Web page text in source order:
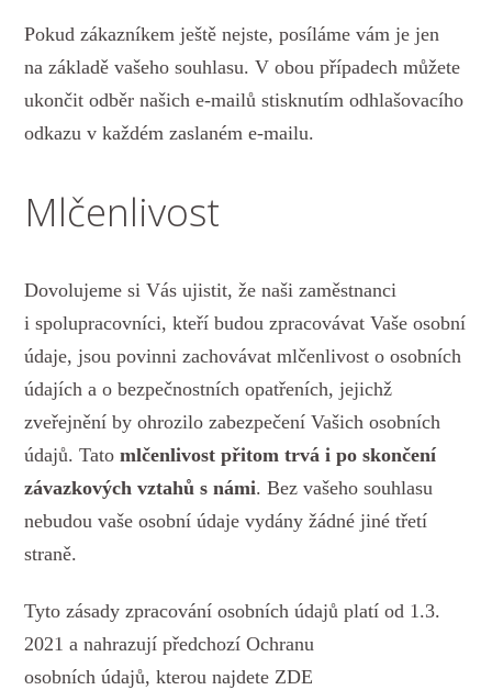
Pokud zákazníkem ještě nejste, posíláme vám je jen
na základě vašeho souhlasu. V obou případech můžete
ukončit odběr našich e-mailů stisknutím odhlašovacího
odkazu v každém zaslaném e-mailu.
Mlčenlivost
Dovolujeme si Vás ujistit, že naši zaměstnanci
i spolupracovníci, kteří budou zpracovávat Vaše osobní
údaje, jsou povinni zachovávat mlčenlivost o osobních
údajích a o bezpečnostních opatřeních, jejichž
zveřejnění by ohrozilo zabezpečení Vašich osobních
údajů. Tatomlčenlivost přitom trvá i po skončení
závazkových vztahů s námi. Bez vašeho souhlasu
nebudou vaše osobní údaje vydány žádné jiné třetí
straně.
Tyto zásady zpracování osobních údajů platí od 1.3.
2021 a nahrazují předchozí Ochranu
osobních údajů, kterou najdete ZDE